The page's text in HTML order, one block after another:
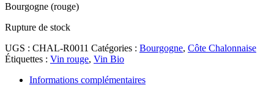
Bourgogne (rouge)
Rupture de stock
UGS : CHAL-R0011 Catégories : Bourgogne, Côte Chalonnaise
Étiquettes : Vin rouge, Vin Bio
Informations complémentaires